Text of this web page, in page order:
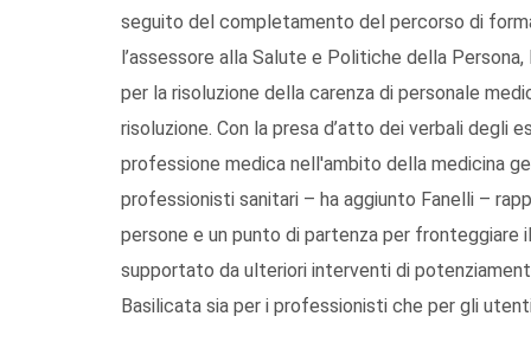
seguito del completamento del percorso di
l’assessore alla Salute e Politiche della
per la risoluzione della carenza di personale
risoluzione. Con la presa d’atto dei verbali degli
professione medica nell'ambito della medicina
professionisti sanitari – ha aggiunto Fanelli –
persone e un punto di partenza per fronteggiare
supportato da ulteriori interventi di
Basilicata sia per i professionisti che per gli